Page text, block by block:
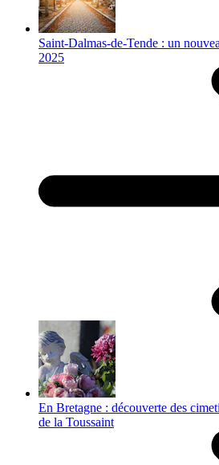
Saint-Dalmas-de-Tende : un
2025
En Bretagne : découverte des
de la Toussaint